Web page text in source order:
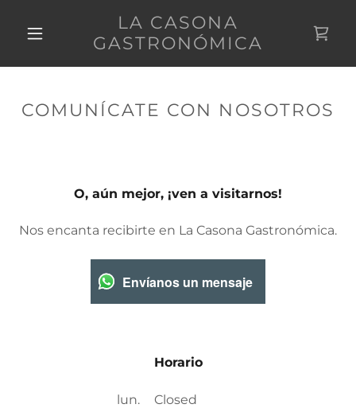
LA CASONA
GASTRONÓMICA
COMUNÍCATE CON NOSOTROS
O, aún mejor, ¡ven a visitarnos!
Nos encanta recibirte en La Casona Gastronómica.
Envíanos un mensaje
Horario
lun.
Closed